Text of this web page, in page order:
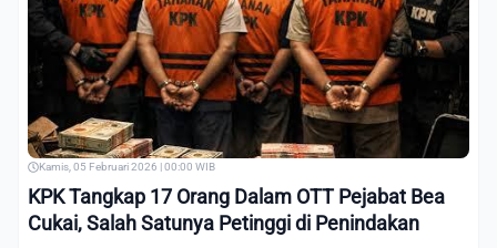
Kamis, 05 Februari 2026 | 00:00 WIB
KPK Tangkap 17 Orang Dalam OTT Pejabat Bea
Cukai, Salah Satunya Petinggi di Penindakan